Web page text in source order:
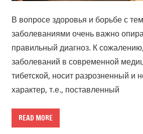
В вопросе здоровья и борьбе с
заболеваниями очень важно
правильный диагноз. К
заболеваний в современной
тибетской, носит разрозненный и
характер, т.е., поставленный
READ MORE